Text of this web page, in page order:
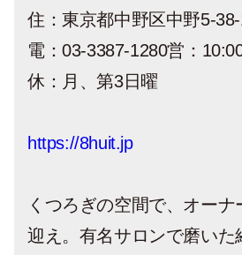
住：東京都中野区中野5-
電：03-3387-1280営：
休：月、第3日曜
https://8huit.jp
くつろぎの空間で、オーナ
迎え。有名サロンで磨いた